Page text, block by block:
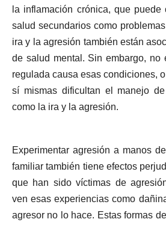
la inflamación crónica, que puede
salud secundarios como
ira y la agresión también están
de salud mental. Sin embargo,
regulada causa esas condiciones,
sí mismas dificultan el manejo
como la ira y la agresión.
Experimentar agresión a manos
familiar también tiene efectos
que han sido víctimas de
ven esas experiencias como
agresor no lo hace. Estas formas